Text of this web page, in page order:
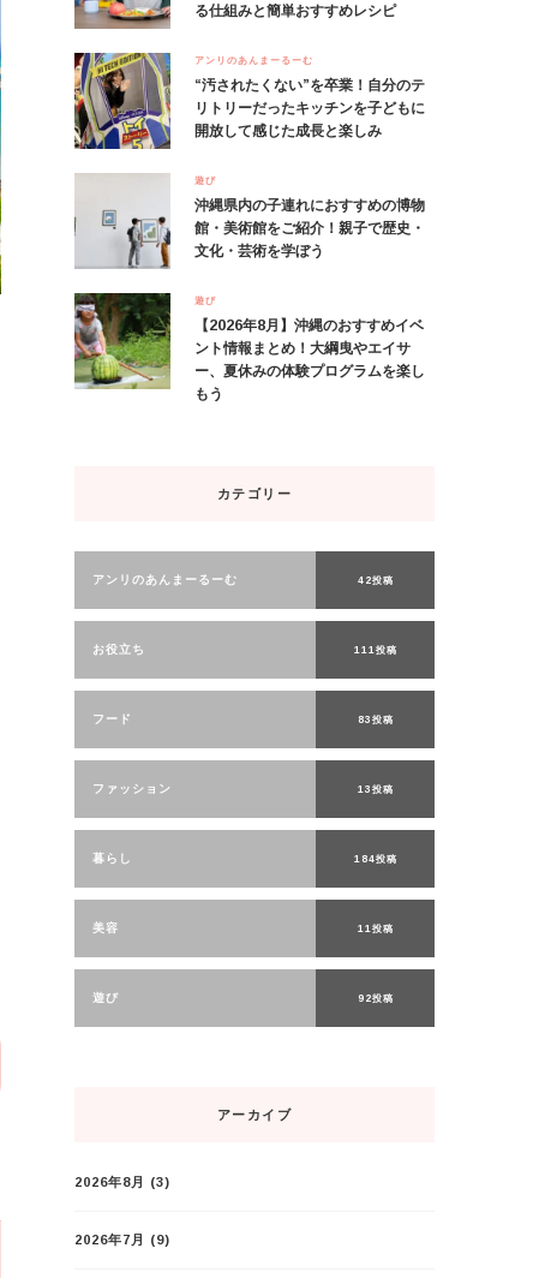
る仕組みと簡単おすすめレシピ
アンリのあんまーるーむ
“汚されたくない”を卒業！自分のテ
リトリーだったキッチンを子どもに
開放して感じた成長と楽しみ
遊び
沖縄県内の子連れにおすすめの博物
館・美術館をご紹介！親子で歴史・
文化・芸術を学ぼう
遊び
【2026年8月】沖縄のおすすめイベ
ント情報まとめ！大綱曳やエイサ
ー、夏休みの体験プログラムを楽し
もう
カテゴリー
アンリのあんまーるーむ 42投稿
お役立ち 111投稿
フード 83投稿
ファッション 13投稿
暮らし 184投稿
美容 11投稿
遊び 92投稿
アーカイブ
2026年8月 (3)
2026年7月 (9)